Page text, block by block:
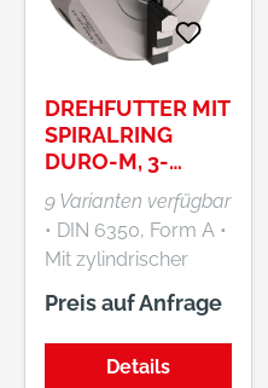
DREHFUTTER MIT
SPIRALRING
DURO-M, 3-
BACKEN, DIN
6350,
ZYLINDRISCHE
ZENTRIERAUFNA
HME, FORM A,
STAHLKÖRPER,
MIT BOHR- UND
DREHBACKEN
9 Varianten verfügbar
• DIN 6350, Form A •
Mit zylindrischer
Zentrieraufnahme •
Stahlkörper und
Spiralring
gesenkgeschmiedet
Preis auf Anfrage
Details